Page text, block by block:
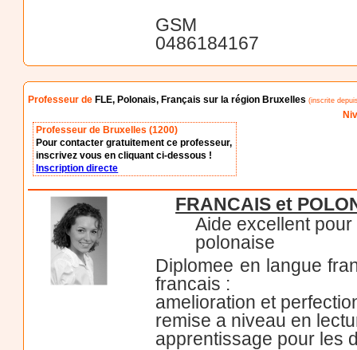
GSM
0486184167
Professeur de FLE, Polonais, Français sur la région Bruxelles (inscrite
Professeur de Bruxelles (1200)
Pour contacter gratuitement ce professeur,
inscrivez vous en cliquant ci-dessous !
Inscription directe
FRANCAIS et
Aide excellent
polonaise
Diplomee en langue
francais :
amelioration et
remise a niveau en
apprentissage pour les